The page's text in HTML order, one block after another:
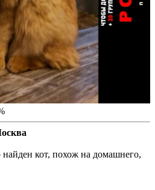
кот, похож на домашнего,